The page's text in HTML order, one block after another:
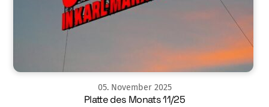
05. November 2025
Platte des Monats 11/25